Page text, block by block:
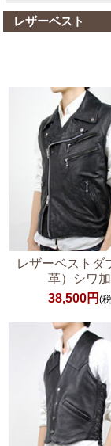
レザーベスト
レザーベストダ
革）シワ
38,500円 (